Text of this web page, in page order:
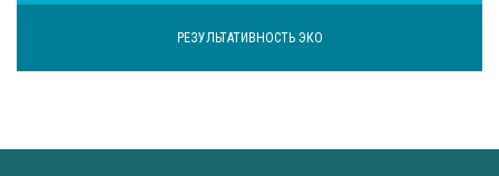
РЕЗУЛЬТАТИВНОСТЬ ЭКО